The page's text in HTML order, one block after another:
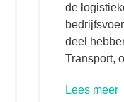
de
deel
Transport,
Lees meer